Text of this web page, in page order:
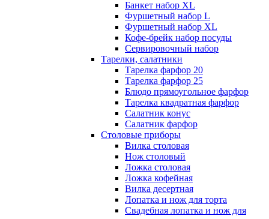
Банкет набор XL
Фуршетный набор L
Фуршетный набор ХL
Кофе-брейк набор посуды
Сервировочный набор
Тарелки, салатники
Тарелка фарфор 20
Тарелка фарфор 25
Блюдо прямоугольное фарфор
Тарелка квадратная фарфор
Салатник конус
Салатник фарфор
Столовые приборы
Вилка столовая
Нож столовый
Ложка столовая
Ложка кофейная
Вилка десертная
Лопатка и нож для торта
Свадебная лопатка и нож для